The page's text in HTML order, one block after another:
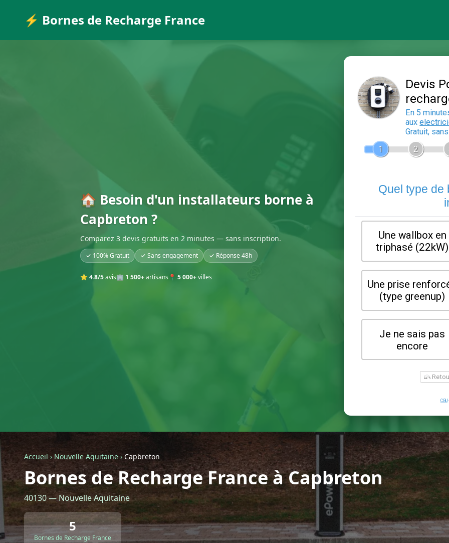
⚡ Bornes de Recharge France
🏠 Besoin d'un installateurs borne à
Capbreton ?
Comparez 3 devis gratuits en 2 minutes — sans inscription.
✓ 100% Gratuit ✓ Sans engagement ✓ Réponse 48h
⭐ 4.8/5avis🏢 1 500+artisans 📍 5 000+villes
Accueil › Nouvelle Aquitaine › Capbreton
Bornes de Recharge France à Capbreton
40130 — Nouvelle Aquitaine
5
Bornes de Recharge France